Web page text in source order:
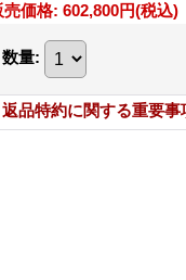
売価格: 602,800円(税込)
数量:
返品特約に関する重要事